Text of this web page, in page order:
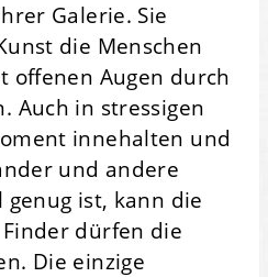
Galerie. Sie
die Menschen
offenen Augen durch
Auch in stressigen
innehalten und
und andere
genug ist, kann die
dürfen die
Die einzige